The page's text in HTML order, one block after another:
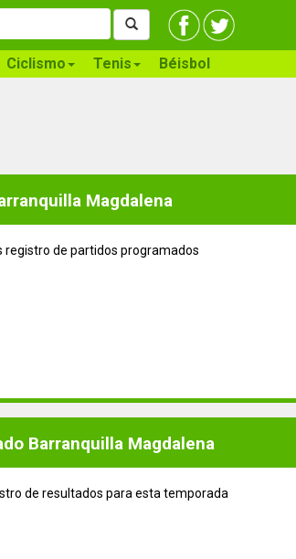
Ciclismo Tenis Béisbol
Magdalena
registro de partidos programados
Barranquilla Magdalena
de resultados para esta temporada